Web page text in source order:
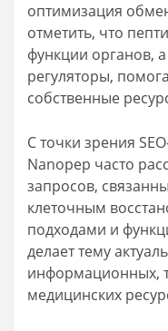
оптимизация
отметить, что
функции органов,
регуляторы,
собственные
С точки зрения
Nanopep часто
запросов,
клеточным
подходами и
делает тему
информационных,
медицинских